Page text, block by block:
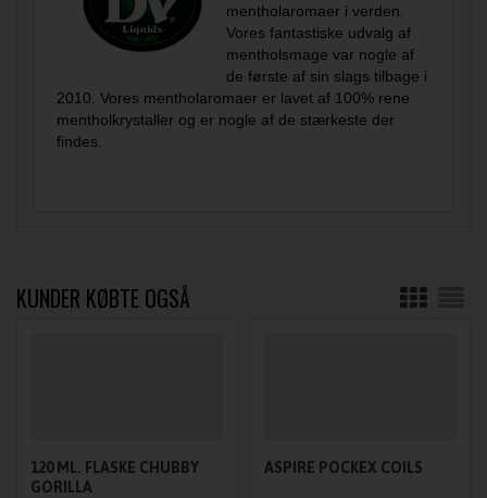
mentholaromaer i verden.
Vores fantastiske udvalg af
mentholsmage var nogle af
de første af sin slags tilbage i
2010. Vores mentholaromaer er lavet af 100% rene
mentholkrystaller og er nogle af de stærkeste der
findes.
KUNDER KØBTE OGSÅ
120 ML. FLASKE CHUBBY
GORILLA
ASPIRE POCKEX COILS